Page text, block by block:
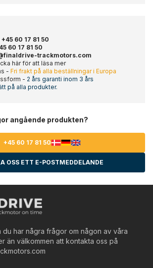
+45 60 17 81 50
60 17 81 50
trackmotors.com
här för att läsa mer
- Fri frakt på alla beställningar i Europa
- 2 års garanti inom 3 års
på alla produkter.
angående produkten?
+45 60 17 81 50
OSS ETT E-POSTMEDDELANDE
du har några frågor om någon av våra
än välkommen att kontakta oss på